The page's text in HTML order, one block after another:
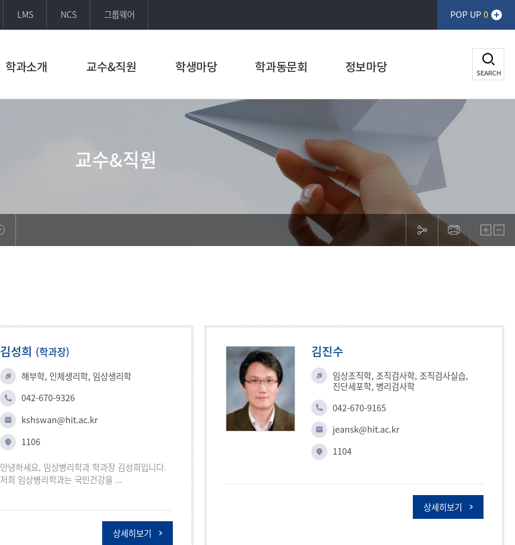
LMS NCS 그룹웨어 POP UP0
학과소개 교수&직원 학생마당 학과동문회 정보마당
교수&직원
김성희 (학과장)
해부학, 인체생리학, 임상생리학
042-670-9326
kshswan@hit.ac.kr
1106
안녕하세요, 임상병리학과 학과장 김성희입니다.
저희 임상병리학과는 국민건강을 ...
상세히보기
김진수
임상조직학, 조직검사학, 조직검사실습,
진단세포학, 병리검사학
042-670-9165
jeansk@hit.ac.kr
1104
상세히보기